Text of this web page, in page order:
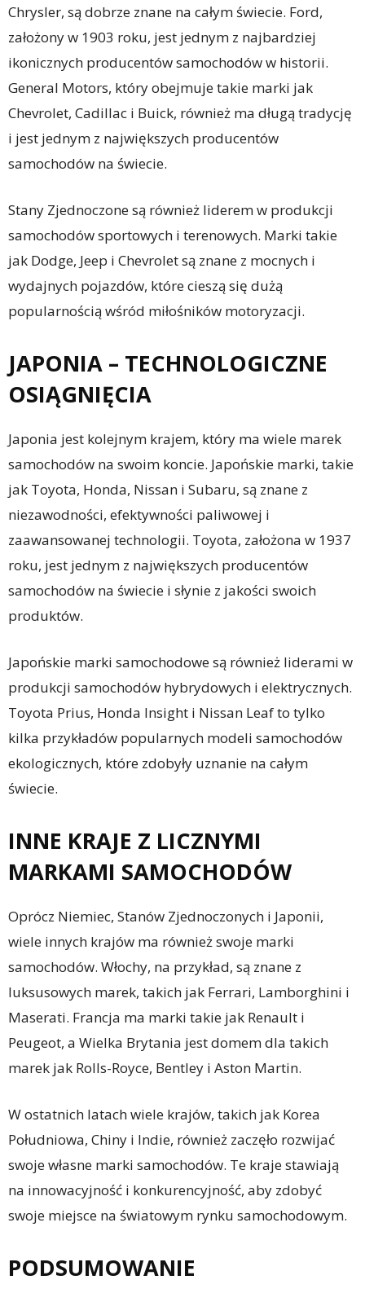
Chrysler, są dobrze znane na całym świecie. Ford,
założony w 1903 roku, jest jednym z najbardziej
ikonicznych producentów samochodów w historii.
General Motors, który obejmuje takie marki jak
Chevrolet, Cadillac i Buick, również ma długą tradycję
i jest jednym z największych producentów
samochodów na świecie.
Stany Zjednoczone są również liderem w produkcji
samochodów sportowych i terenowych. Marki takie
jak Dodge, Jeep i Chevrolet są znane z mocnych i
wydajnych pojazdów, które cieszą się dużą
popularnością wśród miłośników motoryzacji.
JAPONIA – TECHNOLOGICZNE
OSIĄGNIĘCIA
Japonia jest kolejnym krajem, który ma wiele marek
samochodów na swoim koncie. Japońskie marki, takie
jak Toyota, Honda, Nissan i Subaru, są znane z
niezawodności, efektywności paliwowej i
zaawansowanej technologii. Toyota, założona w 1937
roku, jest jednym z największych producentów
samochodów na świecie i słynie z jakości swoich
produktów.
Japońskie marki samochodowe są również liderami w
produkcji samochodów hybrydowych i elektrycznych.
Toyota Prius, Honda Insight i Nissan Leaf to tylko
kilka przykładów popularnych modeli samochodów
ekologicznych, które zdobyły uznanie na całym
świecie.
INNE KRAJE Z LICZNYMI
MARKAMI SAMOCHODÓW
Oprócz Niemiec, Stanów Zjednoczonych i Japonii,
wiele innych krajów ma również swoje marki
samochodów. Włochy, na przykład, są znane z
luksusowych marek, takich jak Ferrari, Lamborghini i
Maserati. Francja ma marki takie jak Renault i
Peugeot, a Wielka Brytania jest domem dla takich
marek jak Rolls-Royce, Bentley i Aston Martin.
W ostatnich latach wiele krajów, takich jak Korea
Południowa, Chiny i Indie, również zaczęło rozwijać
swoje własne marki samochodów. Te kraje stawiają
na innowacyjność i konkurencyjność, aby zdobyć
swoje miejsce na światowym rynku samochodowym.
PODSUMOWANIE